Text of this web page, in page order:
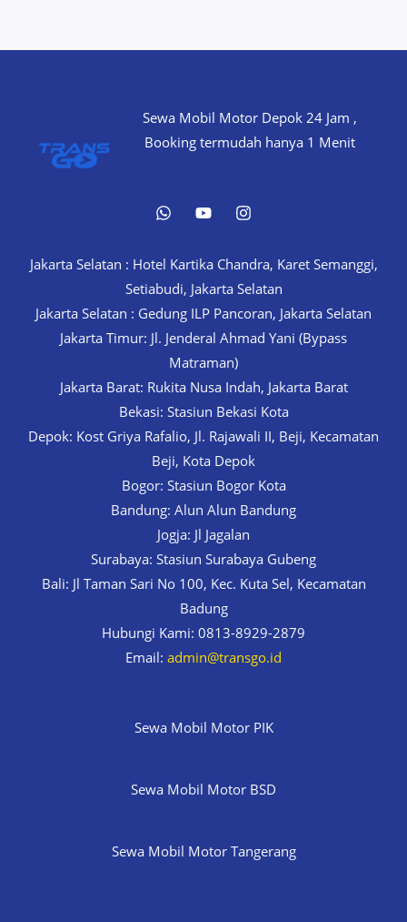
Sewa Mobil Motor Depok 24 Jam ,
Booking termudah hanya 1 Menit
Jakarta Selatan : Hotel Kartika Chandra, Karet Semanggi,
Setiabudi, Jakarta Selatan
Jakarta Selatan : Gedung ILP Pancoran, Jakarta Selatan
Jakarta Timur: Jl. Jenderal Ahmad Yani (Bypass
Matraman)
Jakarta Barat: Rukita Nusa Indah, Jakarta Barat
Bekasi: Stasiun Bekasi Kota
Depok: Kost Griya Rafalio, Jl. Rajawali II, Beji, Kecamatan
Beji, Kota Depok
Bogor: Stasiun Bogor Kota
Bandung: Alun Alun Bandung
Jogja: Jl Jagalan
Surabaya: Stasiun Surabaya Gubeng
Bali: Jl Taman Sari No 100, Kec. Kuta Sel, Kecamatan
Badung
Hubungi Kami: 0813-8929-2879
Email: admin@transgo.id
Sewa Mobil Motor PIK
Sewa Mobil Motor BSD
Sewa Mobil Motor Tangerang